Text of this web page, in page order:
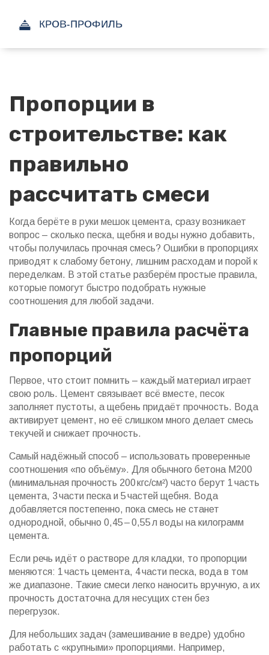
Пропорции в
строительстве: как
правильно
рассчитать смеси
Когда берёте в руки мешок цемента, сразу возникает
вопрос – сколько песка, щебня и воды нужно добавить,
чтобы получилась прочная смесь? Ошибки в пропорциях
приводят к слабому бетону, лишним расходам и порой к
переделкам. В этой статье разберём простые правила,
которые помогут быстро подобрать нужные
соотношения для любой задачи.
Главные правила расчёта
пропорций
Первое, что стоит помнить – каждый материал играет
свою роль. Цемент связывает всё вместе, песок
заполняет пустоты, а щебень придаёт прочность. Вода
активирует цемент, но её слишком много делает смесь
текучей и снижает прочность.
Самый надёжный способ – использовать проверенные
соотношения «по объёму». Для обычного бетона М200
(минимальная прочность 200 кгс/см²) часто берут 1 часть
цемента, 3 части песка и 5 частей щебня. Вода
добавляется постепенно, пока смесь не станет
однородной, обычно 0,45 – 0,55 л воды на килограмм
цемента.
Если речь идёт о растворе для кладки, то пропорции
меняются: 1 часть цемента, 4 части песка, вода в том
же диапазоне. Такие смеси легко наносить вручную, а их
прочность достаточна для несущих стен без
перегрузок.
Для небольших задач (замешивание в ведре) удобно
работать с «крупными» пропорциями. Например,